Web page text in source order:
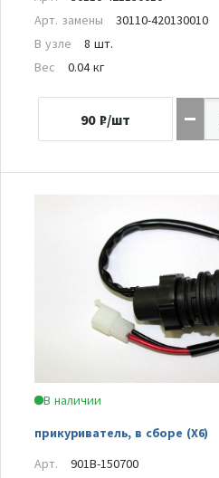
Арт. замены
30110-420130010
В узле
8 шт.
Вес
0.04 кг
90 ₽/шт
В наличии
прикуриватель, в сборе (X6)
Арт.
901B-150700